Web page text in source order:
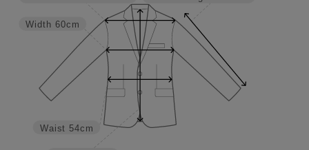
Waist 54cm
Width 60cm